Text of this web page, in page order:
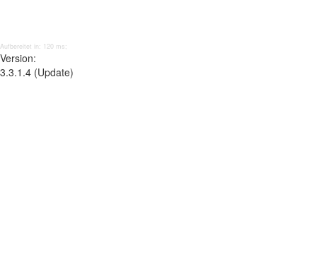
Aufbereitet in: 120 ms;
Version:
3.3.1.4 (Update)